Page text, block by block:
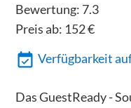
Bewertung: 7.3
Preis ab: 152€
Verfügbarkeit
Das GuestReady -